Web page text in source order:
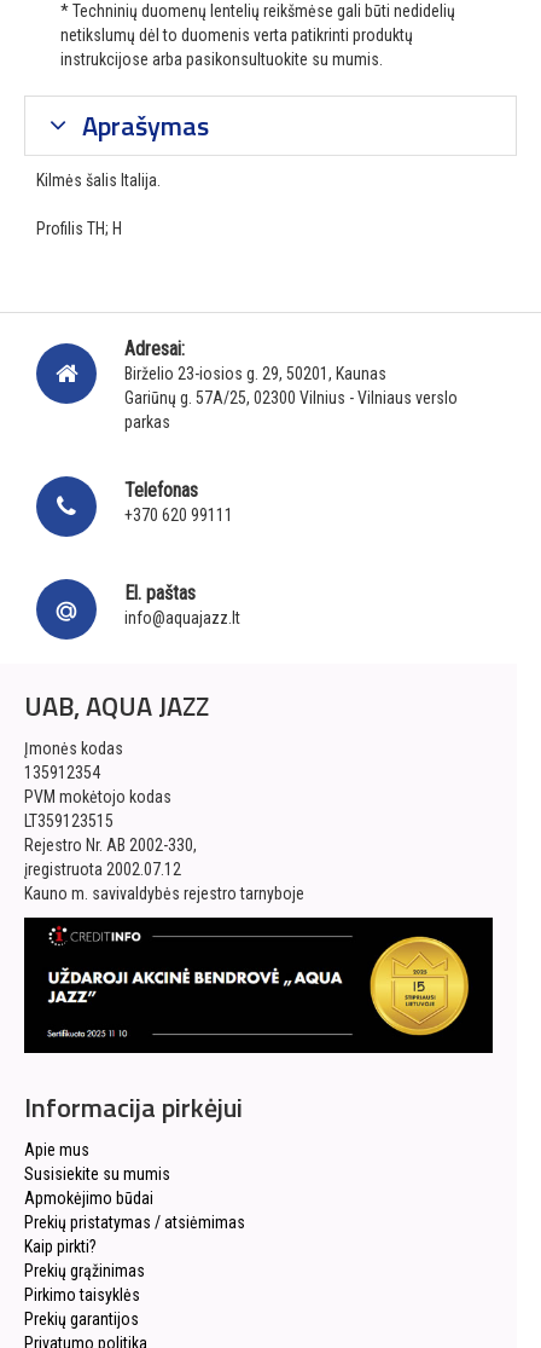
* Techninių duomenų lentelių reikšmėse gali būti nedidelių
netikslumų dėl to duomenis verta patikrinti produktų
instrukcijose arba pasikonsultuokite su mumis.
Aprašymas
Kilmės šalis Italija.
Profilis TH; H
Adresai:
Birželio 23-iosios g. 29, 50201, Kaunas
Gariūnų g. 57A/25, 02300 Vilnius - Vilniaus verslo
parkas
Telefonas
+370 620 99111
El. paštas
info@aquajazz.lt
UAB, AQUA JAZZ
Įmonės kodas
135912354
PVM mokėtojo kodas
LT359123515
Rejestro Nr. AB 2002-330,
įregistruota 2002.07.12
Kauno m. savivaldybės rejestro tarnyboje
Informacija pirkėjui
Apie mus
Susisiekite su mumis
Apmokėjimo būdai
Prekių pristatymas / atsiėmimas
Kaip pirkti?
Prekių grąžinimas
Pirkimo taisyklės
Prekių garantijos
Privatumo politika